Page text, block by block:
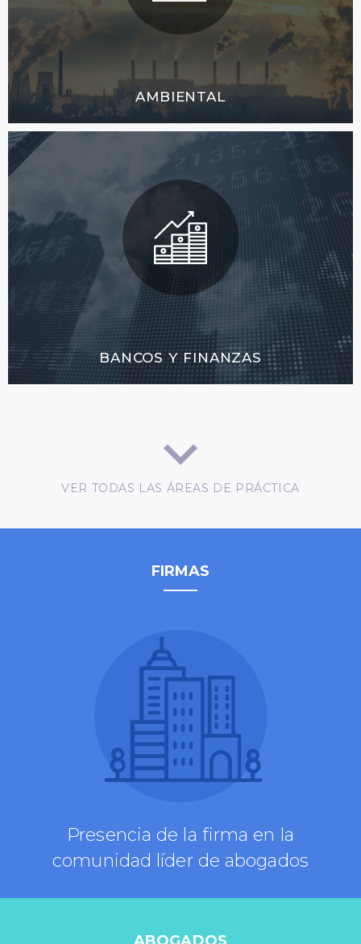
AMBIENTAL
BANCOS Y FINANZAS
VER TODAS LAS ÁREAS DE PRÁCTICA
FIRMAS
Presencia de la firma en la
comunidad líder de abogados
ABOGADOS